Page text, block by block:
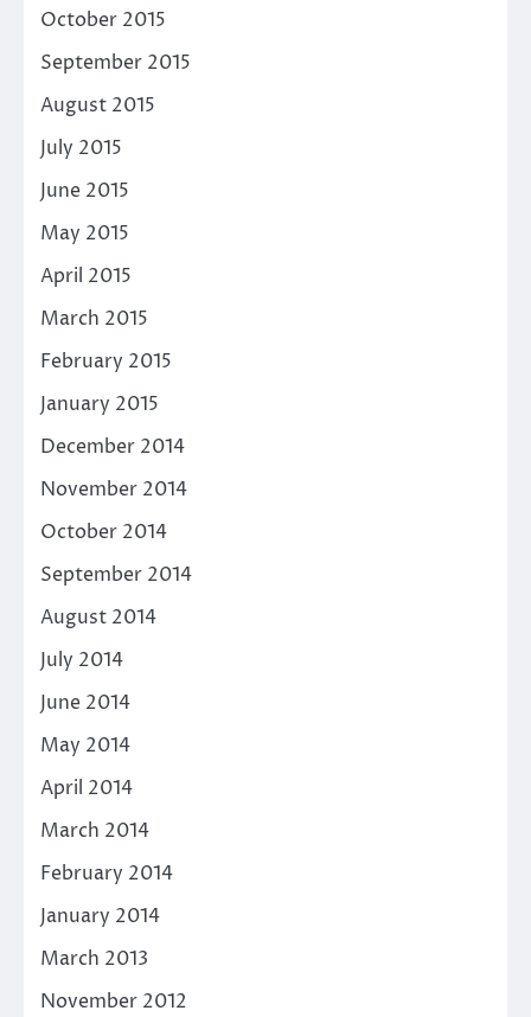
October 2015
September 2015
August 2015
July 2015
June 2015
May 2015
April 2015
March 2015
February 2015
January 2015
December 2014
November 2014
October 2014
September 2014
August 2014
July 2014
June 2014
May 2014
April 2014
March 2014
February 2014
January 2014
March 2013
November 2012